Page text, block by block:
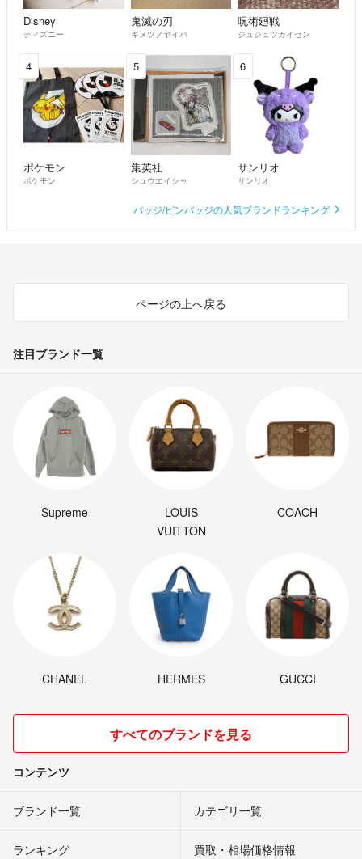
Disney
ディズニー
鬼滅の刃
キメツノヤイバ
呪術廻戦
ジュジュツカイセン
4
ポケモン
ポケモン
5
集英社
シュウエイシャ
6
サンリオ
サンリオ
バッジ/ピンバッジの人気ブランドランキング
ページの上へ戻る
注目ブランド一覧
Supreme
LOUIS
VUITTON
COACH
CHANEL HERMES GUCCI
すべてのブランドを見る
コンテンツ
ブランド一覧 カテゴリ一覧
ランキング 買取・相場価格情報